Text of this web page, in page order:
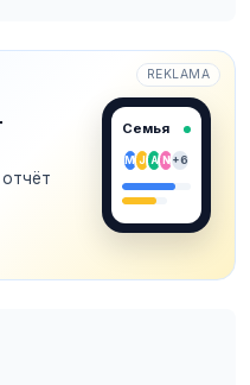
REKLAMA
Семья
M J A N+6